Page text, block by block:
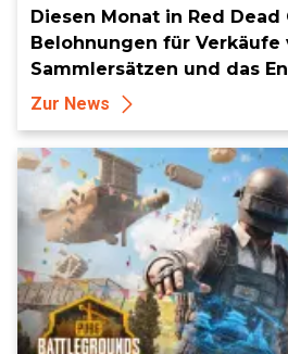
Diesen Monat in Red
Belohnungen für Verkäufe
Sammlersätzen und das
Sammlerstücken, in
Zur News